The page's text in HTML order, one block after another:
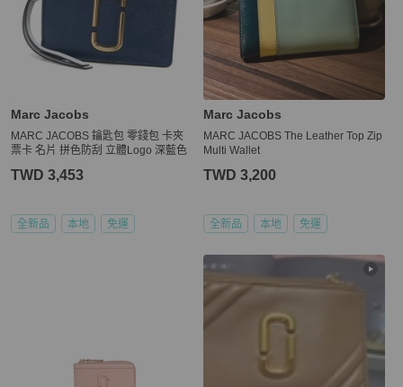
Marc Jacobs
MARC JACOBS 鑰匙包 零錢包 卡夾
票卡 名片 拼色防刮 立體Logo 深藍色
TWD 3,453
全新品 本地 免運
Marc Jacobs
MARC JACOBS The Leather Top Zip
Multi Wallet
TWD 3,200
全新品 本地 免運